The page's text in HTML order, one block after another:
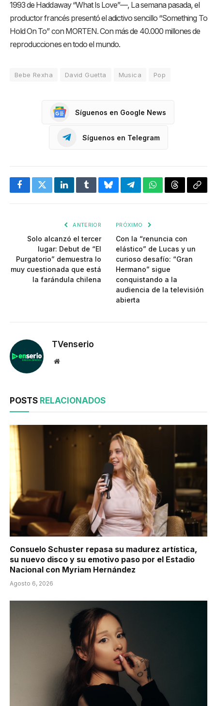
1993 de Haddaway “What Is Love”—, La semana pasada, el
productor francés presentó el adictivo sencillo “Something To
Hold On To” con MORTEN. Con más de 40.000 millones de
reproducciones en todo el mundo.
Bebe Rexha David Guetta Musica Pop
Síguenos en Google News
Síguenos en Telegram
FacebookTwitterLinkedInTumblrBlueskyTelegramWhatsApp
Threads
ANTERIOR
Solo alcanzó el tercer
lugar: Debut de “El
Purgatorio” demuestra lo
muy cuestionada que está
la farándula chilena
PRÓXIMO
Con la “renuncia con
elástico” de Lucas y un
curioso desafío: “Gran
Hermano” sigue
conquistando a la
audiencia de la televisión
abierta
TVenserio
Website
POSTS RELACIONADOS
Consuelo Schuster repasa su madurez artística,
su nuevo disco y su emotivo paso por el Estadio
Nacional con Myriam Hernández
Agosto 6, 2026